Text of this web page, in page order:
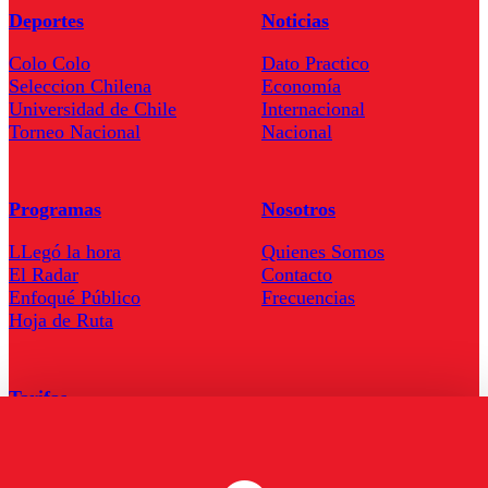
Deportes
Colo Colo
Seleccion Chilena
Universidad de Chile
Torneo Nacional
Noticias
Dato Practico
Economía
Internacional
Nacional
Programas
LLegó la hora
El Radar
Enfoqué Público
Hoja de Ruta
Nosotros
Quienes Somos
Contacto
Frecuencias
Tarifas